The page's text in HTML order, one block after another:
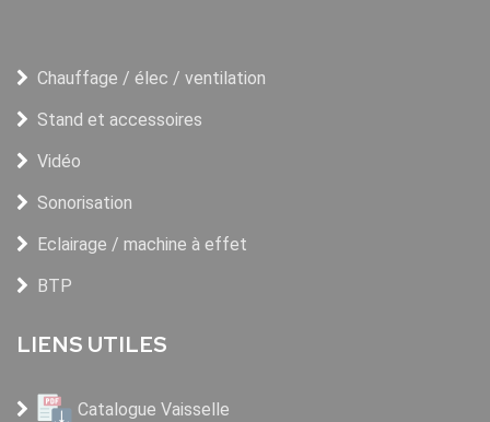
Chauffage / élec / ventilation
Stand et accessoires
Vidéo
Sonorisation
Eclairage / machine à effet
BTP
LIENS UTILES
Catalogue Vaisselle